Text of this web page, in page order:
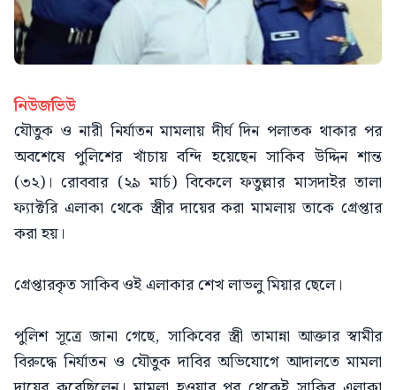
নিউজভিউ
যৌতুক ও নারী নির্যাতন মামলায় দীর্ঘ দিন পলাতক থাকার পর
অবশেষে পুলিশের খাঁচায় বন্দি হয়েছেন সাকিব উদ্দিন শান্ত
(৩২)। রোববার (২৯ মার্চ) বিকেলে ফতুল্লার মাসদাইর তালা
ফ্যাক্টরি এলাকা থেকে স্ত্রীর দায়ের করা মামলায় তাকে গ্রেপ্তার
করা হয়।
গ্রেপ্তারকৃত সাকিব ওই এলাকার শেখ লাভলু মিয়ার ছেলে।
পুলিশ সূত্রে জানা গেছে, সাকিবের স্ত্রী তামান্না আক্তার স্বামীর
বিরুদ্ধে নির্যাতন ও যৌতুক দাবির অভিযোগে আদালতে মামলা